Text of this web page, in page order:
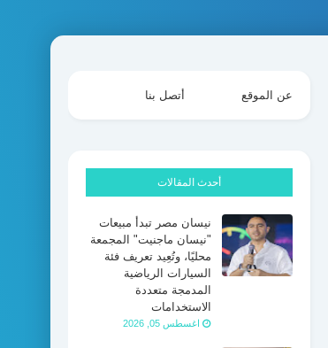
عن الموقع أتصل بنا
أحدث المقالات
نيسان مصر تبدأ مبيعات
"نيسان ماجنيت" المجمعة
محليًا، وتُعِيد تعريف فئة
السيارات الرياضية
المدمجة متعددة
الاستخدامات
اغسطس 05, 2026